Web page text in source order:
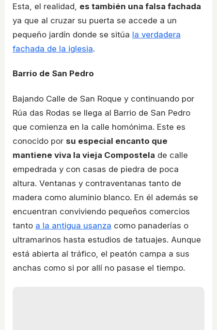
Esta, el realidad, es también una falsa fachada
ya que al cruzar su puerta se accede a un
pequeño jardín donde se sitúa la verdadera
fachada de la iglesia.
Barrio de San Pedro
Bajando Calle de San Roque y continuando por
Rúa das Rodas se llega al Barrio de San Pedro
que comienza en la calle homónima. Este es
conocido por su especial encanto que
mantiene viva la vieja Compostela de calle
empedrada y con casas de piedra de poca
altura. Ventanas y contraventanas tanto de
madera como aluminio blanco. En él además se
encuentran conviviendo pequeños comercios
tanto a la antigua usanza como panaderías o
ultramarinos hasta estudios de tatuajes. Aunque
está abierta al tráfico, el peatón campa a sus
anchas como si por allí no pasase el tiempo.